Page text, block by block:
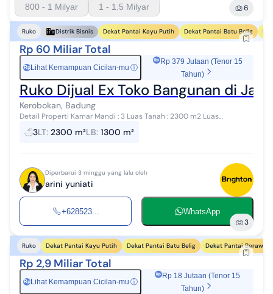
800 - 1 Milyar 1 - 1.5 Milyar 6
Ruko Distrik Bisnis Dekat Pantai Kayu Putih Dekat Pantai Batu Belig
Rp 60 Miliar Total
Rp Lihat Kemampuan Cicilan-mu ⓘ
Rp 379 Jutaan (Tenor 15
Tahun)
Ruko Dijual Ex Toko Bangunan di
Kerobokan, Badung
Detail Properti Kamar Mandi : 3 Luas Tanah : 2300 m2 Luas
Bangunan : 1300 m2 Lokasi Bali, Badung, Kerobokan Listrik 7700 Watt
Sertifikat SHM Lok...
3LT: 2300 m²LB: 1300 m²
Diperbarui 3 minggu yang lalu oleh
arini yuniati
+628523... WhatsApp
3
Ruko Dekat Pantai Kayu Putih Dekat Pantai Batu Belig Dekat Pantai Berawa
Rp 2,9 Miliar Total
Rp Lihat Kemampuan Cicilan-mu ⓘ
Rp 18 Jutaan (Tenor 15
Tahun)